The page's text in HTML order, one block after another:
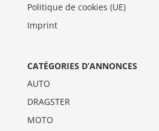
Politique de cookies (UE)
Imprint
CATÉGORIES D’ANNONCES
AUTO
DRAGSTER
MOTO